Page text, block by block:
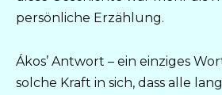
persönliche Erzählung.
Ákos’ Antwort – ein einziges
solche Kraft in sich, dass alle